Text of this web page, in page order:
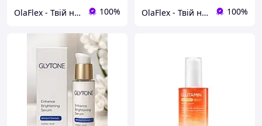
OlaFlex - Твій надійний партнер в світі краси! 100% OlaFlex - Твій надійний партнер в світі краси! 100%